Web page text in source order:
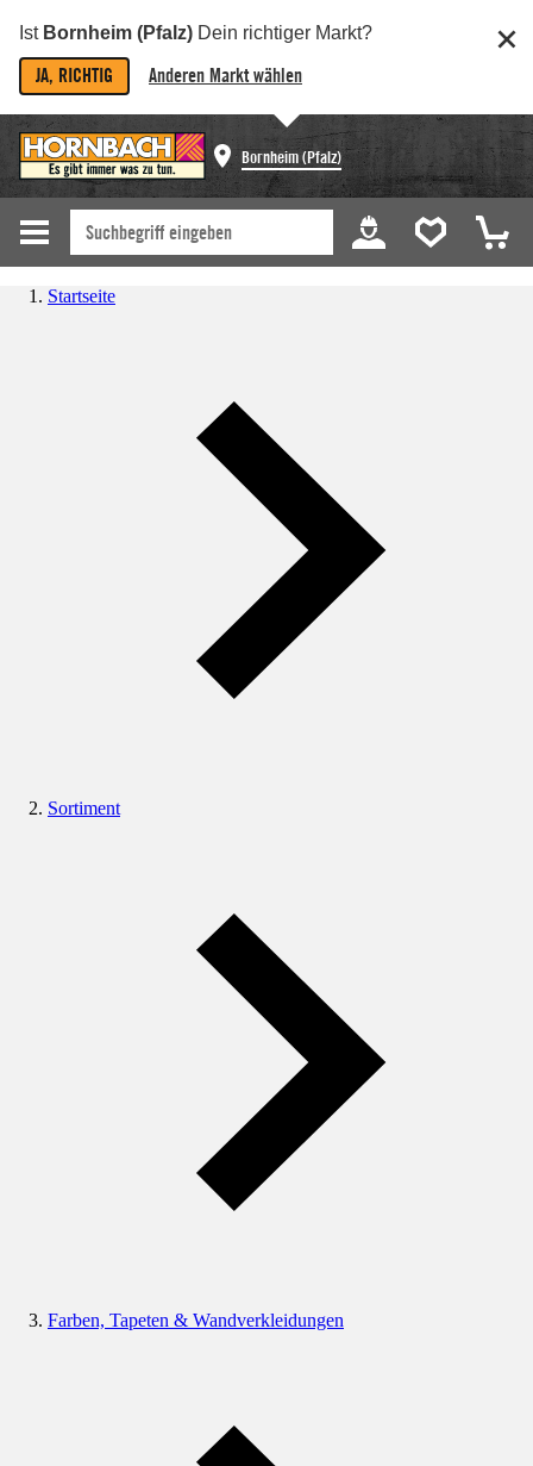
Ist Bornheim (Pfalz) Dein richtiger Markt?
JA, RICHTIG Anderen Markt wählen
Bornheim (Pfalz)
Startseite
Sortiment
Farben, Tapeten & Wandverkleidungen